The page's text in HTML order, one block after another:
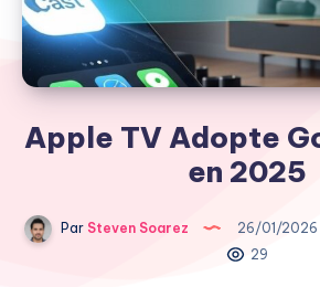
Apple TV Adopte
en 2025
ParSteven Soarez 26/01/2026
29